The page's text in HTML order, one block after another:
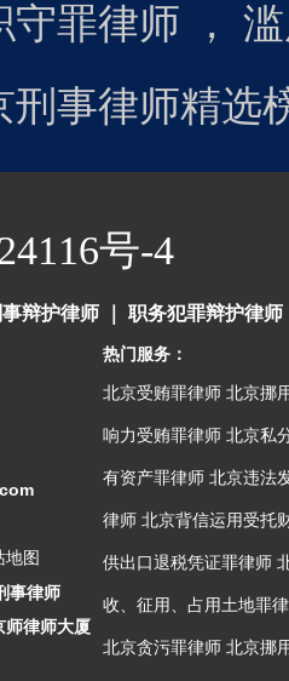
守罪律师 ，
刑事律师精选
号-4
辩护律师 职务犯罪辩护律师
地图
事律师
师律师大厦
热门服务：
北京受贿罪律师 北京挪
响力受贿罪律师 北京私
有资产罪律师 北京违法
律师 北京背信运用受托
供出口退税凭证罪律师
收、征用、占用土地罪
北京贪污罪律师 北京挪